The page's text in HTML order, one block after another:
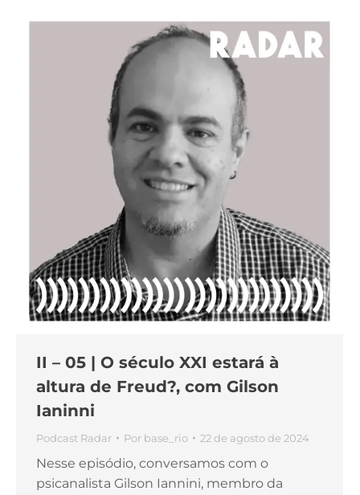
II – 05 | O século XXI estará à
altura de Freud?, com Gilson
Ianinni
Podcast Radar Por base_rio 22 de agosto de 2024
Nesse episódio, conversamos com o
psicanalista Gilson Iannini, membro da